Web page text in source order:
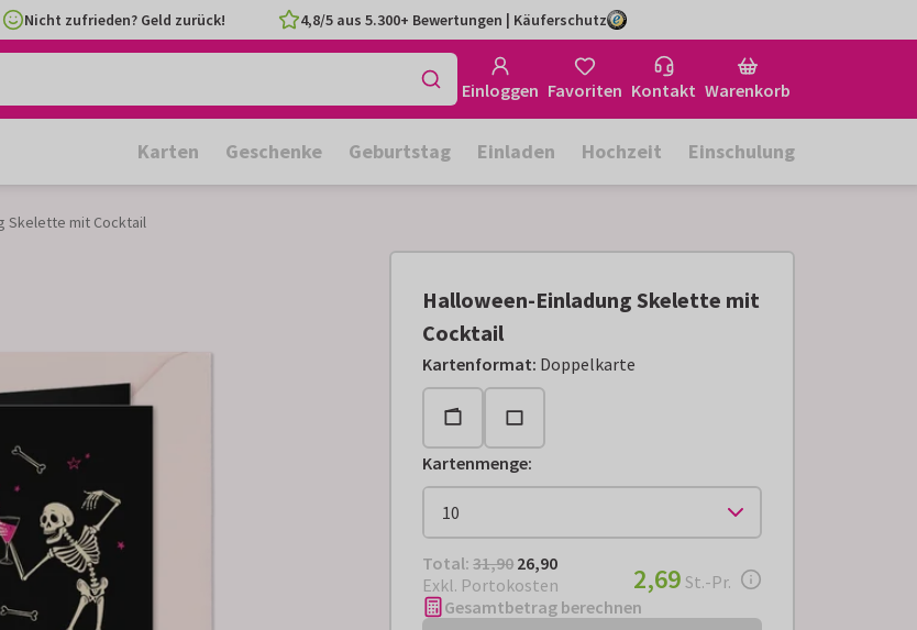
Nicht zufrieden? Geld zurück! 4,8/5 aus 5.300+ Bewertungen | Käuferschutz
Einloggen Favoriten Kontakt Warenkorb
Karten Geschenke Geburtstag Einladen Hochzeit Einschulung
Skelette mit Cocktail
Halloween-Einladung Skelette mit
Cocktail
Kartenformat: Doppelkarte
Kartenmenge:
Total: € 26,90
Total: 31,90 26,90
Exkl. Portokosten
€ 2,69pro Stück
2,69 St.-Pr.
Gesamtbetrag berechnen